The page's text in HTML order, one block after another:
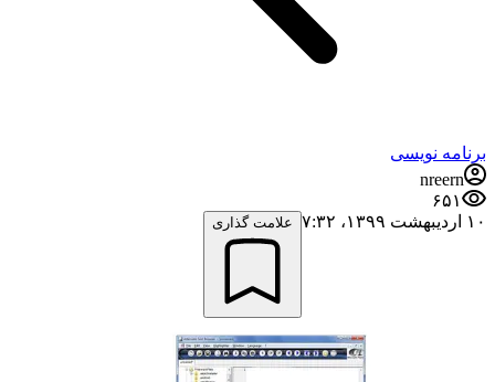
برنامه نویسی
nreern
۶۵۱
۱۰ اردیبهشت ۱۳۹۹،‏ ۷:۳۲
علامت گذاری